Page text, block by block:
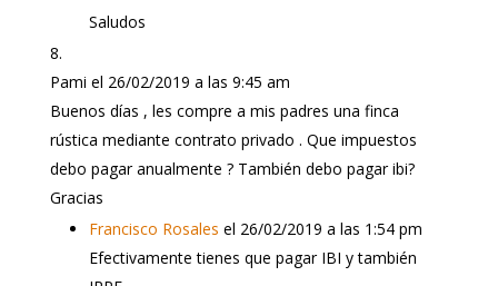
Saludos
Pami el 26/02/2019 a las 9:45 am
Buenos días , les compre a mis padres una finca
rústica mediante contrato privado . Que impuestos
debo pagar anualmente ? También debo pagar ibi?
Gracias
Francisco Rosales el 26/02/2019 a las 1:54 pm
Efectivamente tienes que pagar IBI y también